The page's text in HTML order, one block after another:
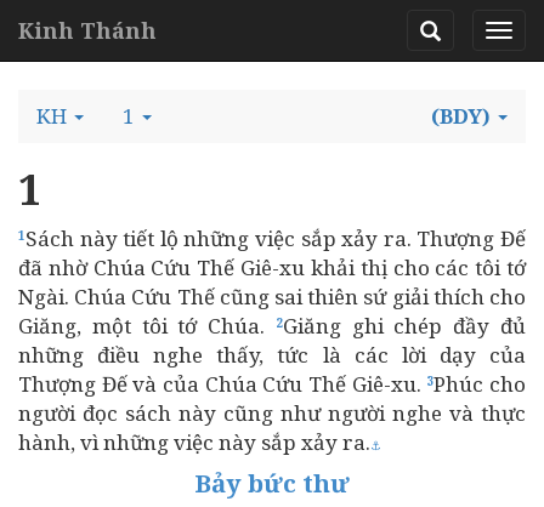
Kinh Thánh
KH 1 (BDY)
1
1Sách này tiết lộ những việc sắp xảy ra. Thượng Đế
đã nhờ Chúa Cứu Thế Giê-xu khải thị cho các tôi tớ
Ngài. Chúa Cứu Thế cũng sai thiên sứ giải thích cho
Giăng, một tôi tớ Chúa.
2Giăng ghi chép đầy đủ
những điều nghe thấy, tức là các lời dạy của
Thượng Đế và của Chúa Cứu Thế Giê-xu. 3Phúc cho
người đọc sách này cũng như người nghe và thực
hành, vì những việc này sắp xảy ra.⚓
Bảy bức thư